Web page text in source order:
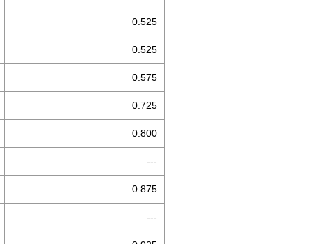
0.525
0.525
0.575
0.725
0.800
---
0.875
---